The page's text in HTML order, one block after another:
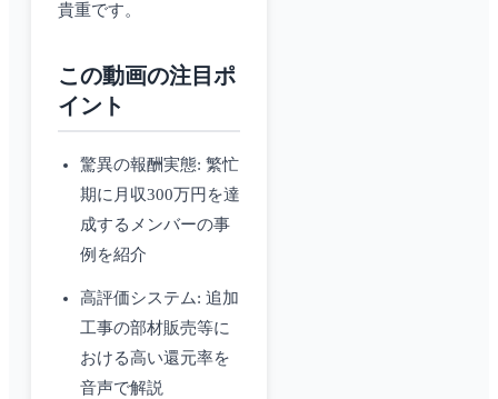
貴重です。
この動画の注目ポ
イント
驚異の報酬実態: 繁忙
期に月収300万円を達
成するメンバーの事
例を紹介
高評価システム: 追加
工事の部材販売等に
おける高い還元率を
音声で解説